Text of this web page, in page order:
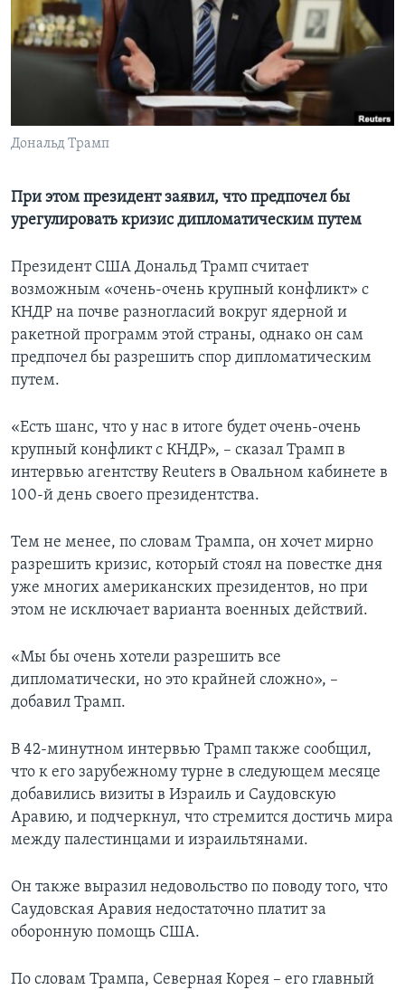
Learning English
СОЦИАЛЬНЫЕ СЕТИ
Дональд Трамп
При этом президент заявил, что предпочел бы
урегулировать кризис дипломатическим путем
Президент США Дональд Трамп считает
возможным «очень-очень крупный конфликт» с
КНДР на почве разногласий вокруг ядерной и
ракетной программ этой страны, однако он сам
предпочел бы разрешить спор дипломатическим
путем.
«Есть шанс, что у нас в итоге будет очень-очень
крупный конфликт с КНДР», – сказал Трамп в
интервью агентству Reuters в Овальном кабинете в
100-й день своего президентства.
Тем не менее, по словам Трампа, он хочет мирно
разрешить кризис, который стоял на повестке дня
уже многих американских президентов, но при
этом не исключает варианта военных действий.
«Мы бы очень хотели разрешить все
дипломатически, но это крайней сложно», –
добавил Трамп.
В 42-минутном интервью Трамп также сообщил,
что к его зарубежному турне в следующем месяце
добавились визиты в Израиль и Саудовскую
Аравию, и подчеркнул, что стремится достичь мира
между палестинцами и израильтянами.
Он также выразил недовольство по поводу того, что
Саудовская Аравия недостаточно платит за
оборонную помощь США.
По словам Трампа, Северная Корея – его главный